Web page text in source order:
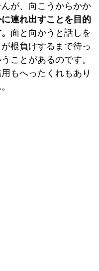
が、向こうからかか
連れ出すことを目的
面と向かうと話しを
根負けするまで待っ
ことがあるのです。
もへったくれもあり